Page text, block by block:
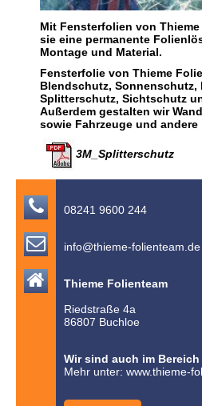
Mit Fensterfolien von
sie eine permanente
Montage und Material.
Fensterfolie von Thieme
Blendschutz, Sonnenschutz,
Splitterschutz, Sichtschutz
Außerdem gestalten wir
sowie Fahrzeuge und
3M_Splitterschutz
 08241 9600 244
 info@thieme-folienteam.de

Thieme Folienteam
Riedstraße 4a
86807 Buchloe
Wir sind auch im
Mehr unter: www.thieme-